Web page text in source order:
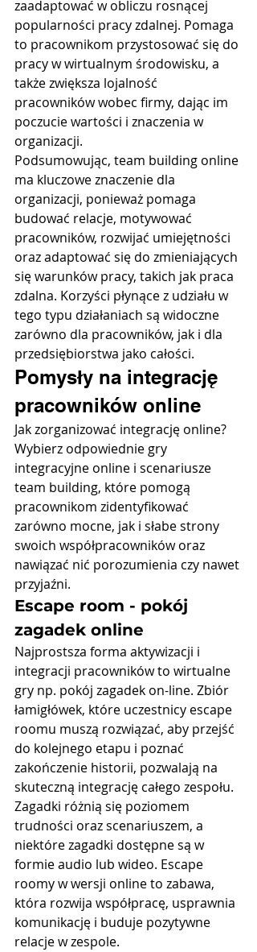
zaadaptować w obliczu rosnącej
popularności pracy zdalnej. Pomaga
to pracownikom przystosować się do
pracy w wirtualnym środowisku, a
także zwiększa lojalność
pracowników wobec firmy, dając im
poczucie wartości i znaczenia w
organizacji.
Podsumowując, team building online
ma kluczowe znaczenie dla
organizacji, ponieważ pomaga
budować relacje, motywować
pracowników, rozwijać umiejętności
oraz adaptować się do zmieniających
się warunków pracy, takich jak praca
zdalna. Korzyści płynące z udziału w
tego typu działaniach są widoczne
zarówno dla pracowników, jak i dla
przedsiębiorstwa jako całości.
Pomysły na integrację
pracowników online
Jak zorganizować integrację online?
Wybierz odpowiednie gry
integracyjne online i scenariusze
team building, które pomogą
pracownikom zidentyfikować
zarówno mocne, jak i słabe strony
swoich współpracowników oraz
nawiązać nić porozumienia czy nawet
przyjaźni.
Escape room - pokój
zagadek online
Najprostsza forma aktywizacji i
integracji pracowników to wirtualne
gry np. pokój zagadek on-line. Zbiór
łamigłówek, które uczestnicy escape
roomu muszą rozwiązać, aby przejść
do kolejnego etapu i poznać
zakończenie historii, pozwalają na
skuteczną integrację całego zespołu.
Zagadki różnią się poziomem
trudności oraz scenariuszem, a
niektóre zagadki dostępne są w
formie audio lub wideo. Escape
roomy w wersji online to zabawa,
która rozwija współpracę, usprawnia
komunikację i buduje pozytywne
relacje w zespole.